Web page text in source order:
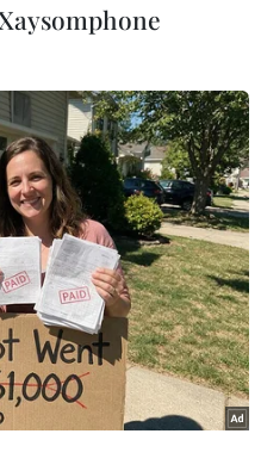
sinh, đại biểu
dự thảo Luật
toàn Giao thông
và cho ý kiến trong
mục quy định riêng.
Thị Việt Nga cũng
về hạ tầng vật chất,
đưa đón học sinh,
soát lại quy trình đưa
chẽ hơn để đảm bảo
tình huống đau lòng
Thái Bình./.